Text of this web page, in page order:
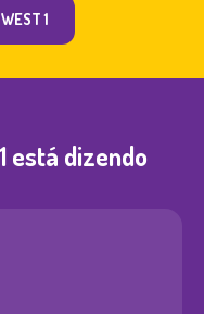
1
está dizendo